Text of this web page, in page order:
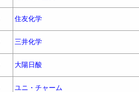
住友化学
三井化学
大陽日酸
ユニ・チャーム